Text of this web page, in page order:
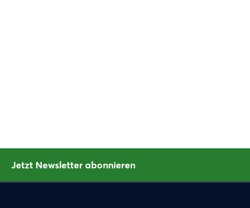
Jetzt Newsletter abonnieren